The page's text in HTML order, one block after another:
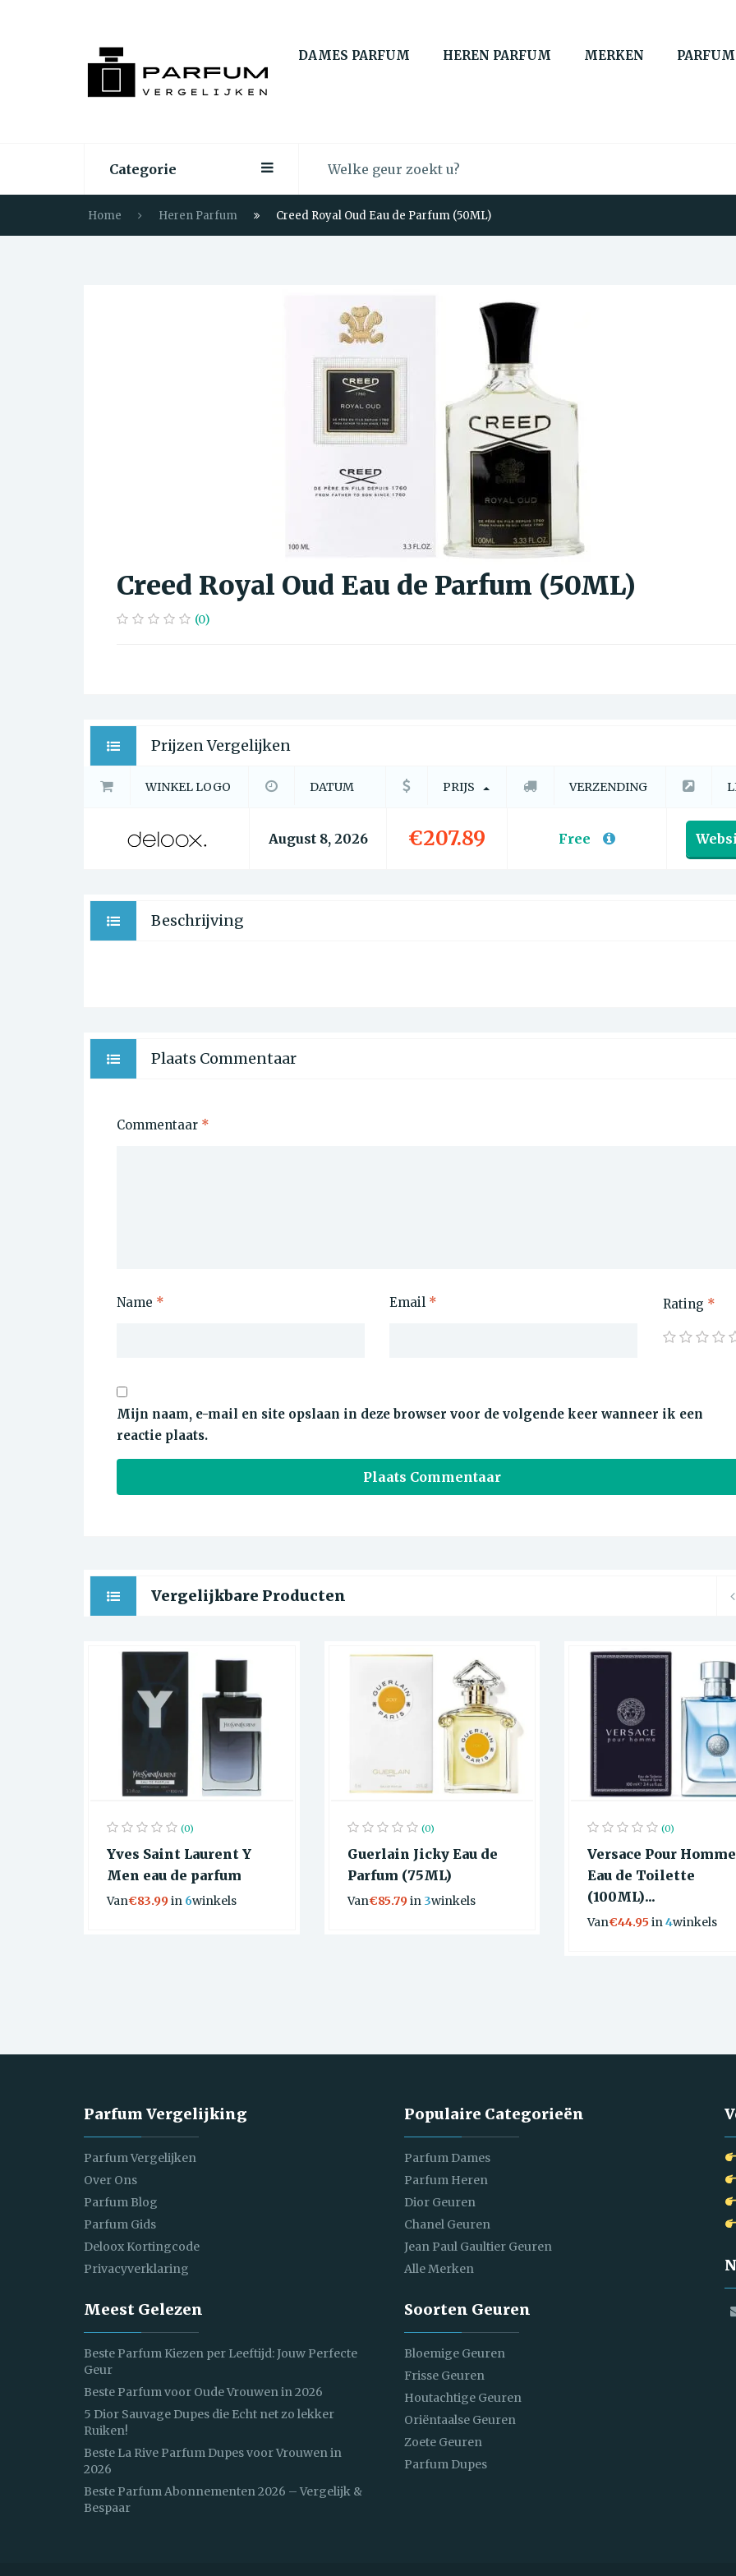
DAMES PARFUM HEREN PARFUM MERKEN
Categorie
Home Heren Parfum Creed Royal Oud Eau de Parfum (50ML)
Creed Royal Oud Eau de Parfum (50ML)
(0)
Prijzen Vergelijken
WINKEL LOGO DATUM PRIJS VERZENDING
August 8, 2026 €207.89 Free
Beschrijving
Plaats Commentaar
Commentaar *
Name * Email * Rating *
Mijn naam, e-mail en site opslaan in deze browser voor de volgende keer wanneer ik een
reactie plaats.
Vergelijkbare Producten
(0)
Yves Saint Laurent Y
Men eau de parfum
Van€83.99in 6winkels
(0)
Guerlain Jicky Eau de
Parfum (75ML)
Van€85.79in 3winkels
(0)
Versace Pour Homme
Eau de Toilette
(100ML)...
Van€44.95 in4winkels
Parfum Vergelijking
Parfum Vergelijken
Over Ons
Parfum Blog
Parfum Gids
Deloox Kortingcode
Privacyverklaring
Meest Gelezen
Beste Parfum Kiezen per Leeftijd: Jouw Perfecte
Geur
Beste Parfum voor Oude Vrouwen in 2026
5 Dior Sauvage Dupes die Echt net zo lekker
Ruiken!
Beste La Rive Parfum Dupes voor Vrouwen in
2026
Beste Parfum Abonnementen 2026 – Vergelijk &
Bespaar
Populaire Categorieën
Parfum Dames
Parfum Heren
Dior Geuren
Chanel Geuren
Jean Paul Gaultier Geuren
Alle Merken
Soorten Geuren
Bloemige Geuren
Frisse Geuren
Houtachtige Geuren
Oriëntaalse Geuren
Zoete Geuren
Parfum Dupes